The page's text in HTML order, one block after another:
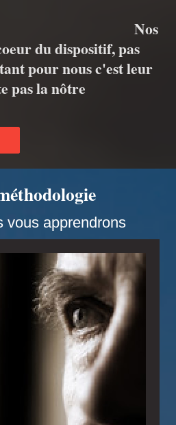
du dispositif, pas
pour nous c'est leur
pas la nôtre
vous apprendrons